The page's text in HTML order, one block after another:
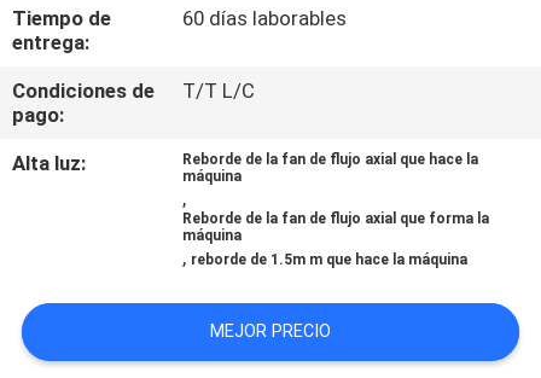
CONTROL
DE
CALIDAD
CONTACTA
NOTICIAS
Tiempo de
entrega:
60 días laborables
Condiciones de
pago:
T/T L/C
Alta luz:
Reborde de la fan de flujo axial que hace la
máquina
,
Reborde de la fan de flujo axial que forma la
máquina
, reborde de 1.5m m que hace la máquina
MEJOR PRECIO